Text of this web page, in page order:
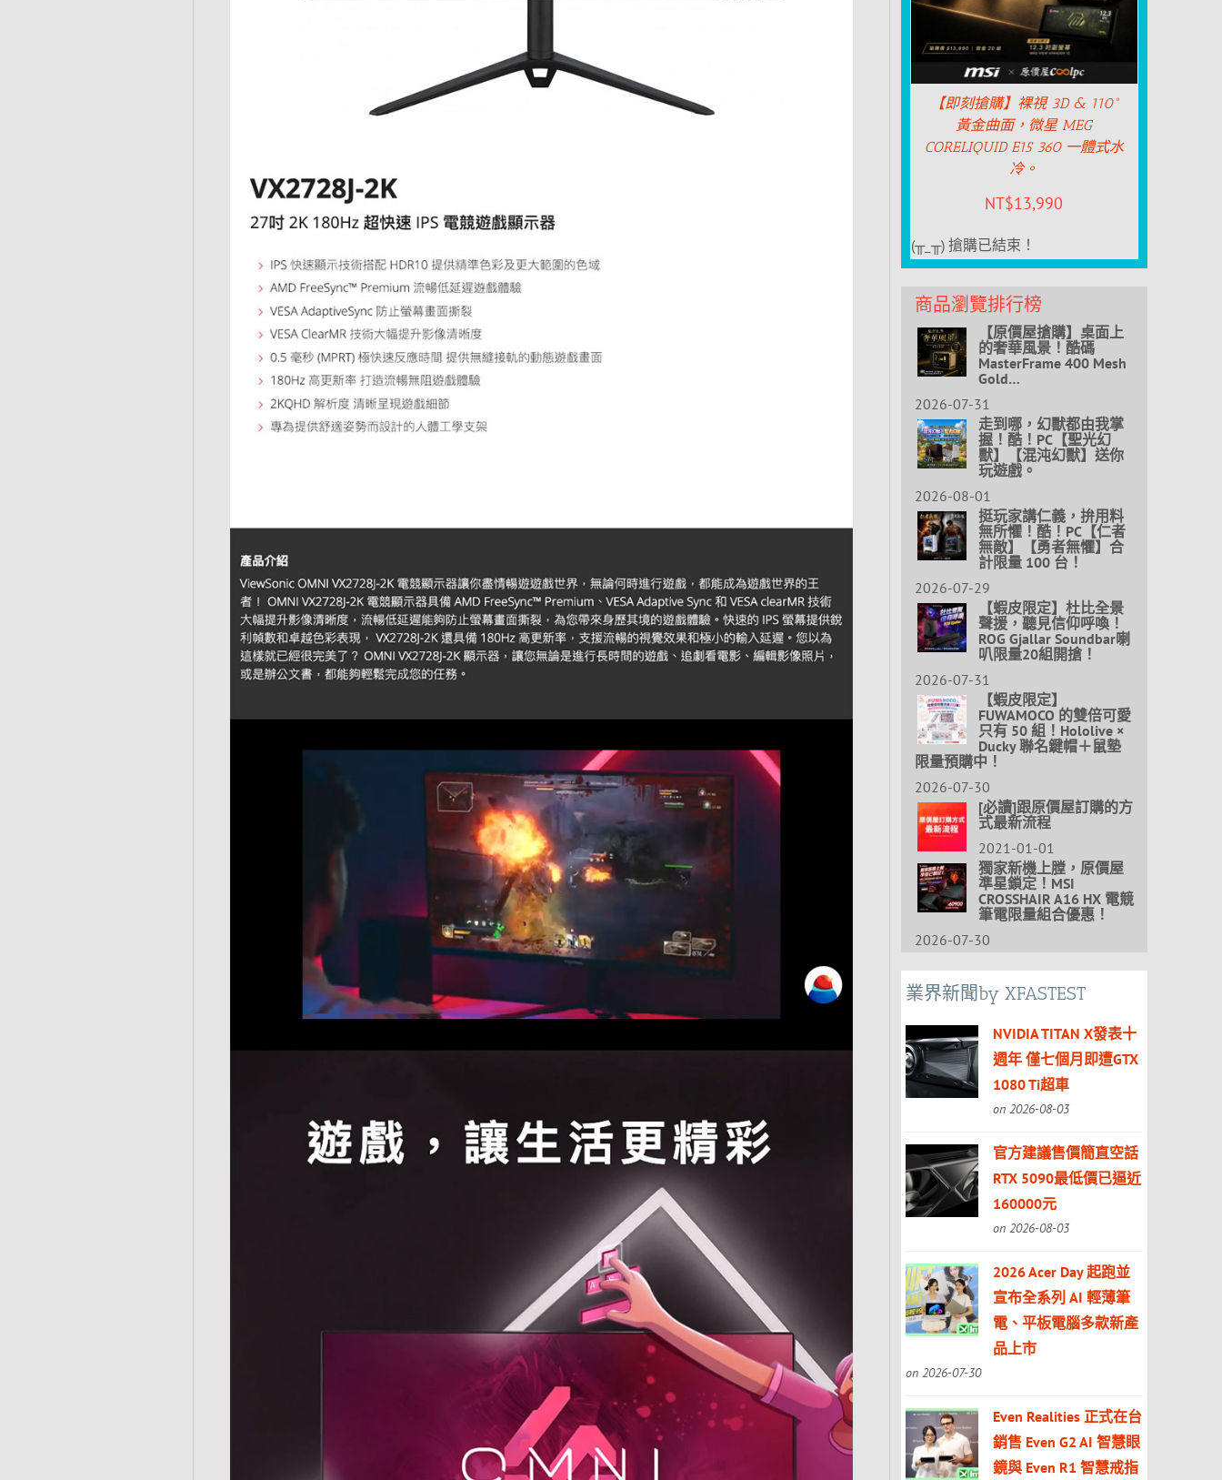
【即刻搶購】裸視 3D & 110°
黃金曲面，微星 MEG
CORELIQUID E15 360 一體式水
冷。
NT$13,990
(╥_╥) 搶購已結束！
商品瀏覽排行榜
【原價屋搶購】桌面上
的奢華風景！酷碼
MasterFrame 400 Mesh
Gold…
2026-07-31
走到哪，幻獸都由我掌
握！酷！PC【聖光幻
獸】【混沌幻獸】送你
玩遊戲。
2026-08-01
挺玩家講仁義，拚用料
無所懼！酷！PC【仁者
無敵】【勇者無懼】合
計限量 100 台！
2026-07-29
【蝦皮限定】杜比全景
聲援，聽見信仰呼喚！
ROG Gjallar Soundbar喇
叭限量20組開搶！
2026-07-31
【蝦皮限定】
FUWAMOCO 的雙倍可愛
只有 50 組！Hololive ×
Ducky 聯名鍵帽＋鼠墊
限量預購中！
2026-07-30
[必讀]跟原價屋訂購的方
式最新流程
2021-01-01
獨家新機上膛，原價屋
準星鎖定！MSI
CROSSHAIR A16 HX 電競
筆電限量組合優惠！
2026-07-30
業界新聞by XFASTEST
NVIDIA TITAN X發表十
週年 僅七個月即遭GTX
1080 Ti超車
on 2026-08-03
官方建議售價簡直空話
RTX 5090最低價已逼近
160000元
on 2026-08-03
2026 Acer Day 起跑並
宣布全系列 AI 輕薄筆
電、平板電腦多款新產
品上市
on 2026-07-30
Even Realities 正式在台
銷售 Even G2 AI 智慧眼
鏡與 Even R1 智慧戒指